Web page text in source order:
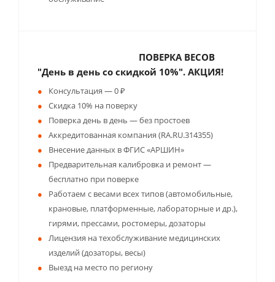
ПОВЕРКА ВЕСОВ
"День в день со скидкой 10%". АКЦИЯ!
Консультация — 0 ₽
Скидка 10% на поверку
Поверка день в день — без простоев
Аккредитованная компания (RA.RU.314355)
Внесение данных в ФГИС «АРШИН»
Предварительная калибровка и ремонт —
бесплатно при поверке
Работаем с весами всех типов (автомобильные,
крановые, платформенные, лабораторные и др.),
гирями, прессами, ростомеры, дозаторы
Лицензия на техобслуживание медицинских
изделий (дозаторы, весы)
Выезд на место по региону